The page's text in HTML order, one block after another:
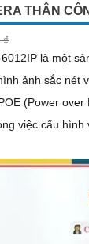
THÂN
₫
là một
ảnh sắc nét và
(Power
việc cấu hình